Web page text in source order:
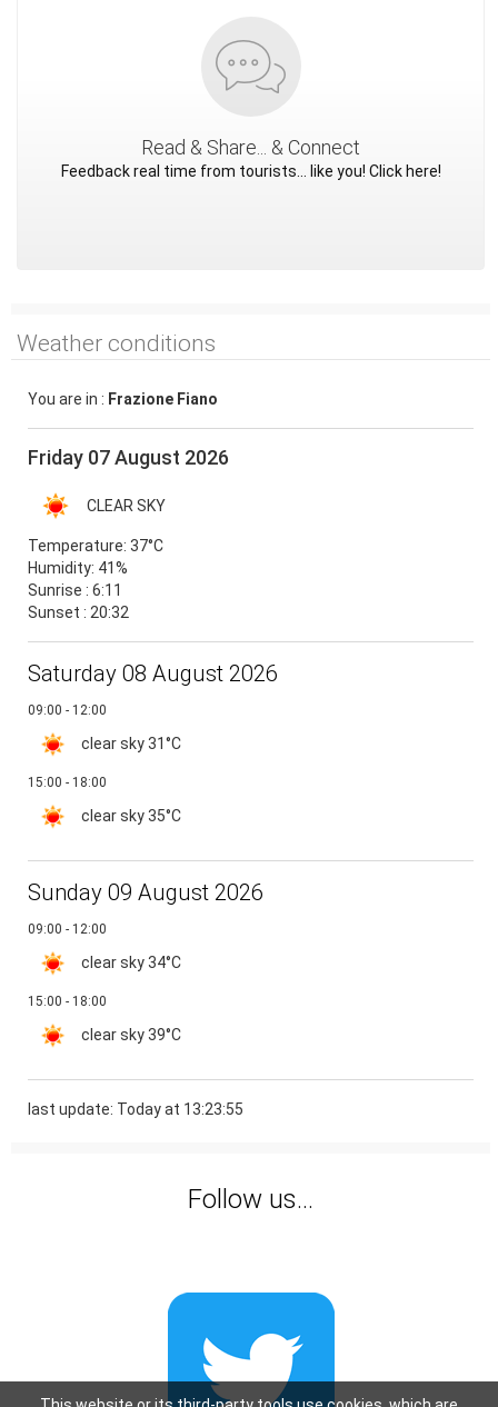
Read & Share... & Connect
Feedback real time from tourists... like you! Click here!
Weather conditions
You are in : Frazione Fiano
Friday 07 August 2026
CLEAR SKY
Temperature: 37°C
Humidity: 41%
Sunrise : 6:11
Sunset : 20:32
Saturday 08 August 2026
09:00 - 12:00
clear sky31°C
15:00 - 18:00
clear sky35°C
Sunday 09 August 2026
09:00 - 12:00
clear sky34°C
15:00 - 18:00
clear sky39°C
last update: Today at 13:23:55
Follow us...